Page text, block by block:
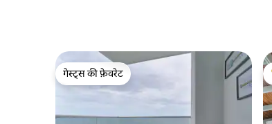
गेस्ट्स की फ़ेवरेट
गेस्ट्स की फ़ेवरेट